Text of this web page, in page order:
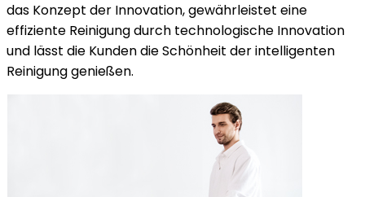
das Konzept der Innovation, gewährleistet eine
effiziente Reinigung durch technologische Innovation
und lässt die Kunden die Schönheit der intelligenten
Reinigung genießen.